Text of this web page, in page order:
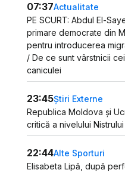
07:37Actualitate
PE SCURT: Abdul El-
primare democrate din
pentru introducerea
/ De ce sunt vârstnicii
caniculei
23:45Știri Externe
Republica Moldova și
critică a nivelului
22:44Alte Sporturi
Elisabeta Lipă, după